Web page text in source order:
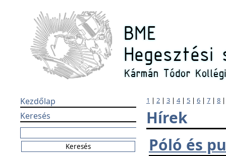
Kezdőlap
Keresés
1 | 2 | 3 | 4| 5 | 6 | 7 | 8
Hírek
Póló és